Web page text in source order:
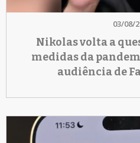
03/08/
Nikolas volta a
medidas da
audiência de